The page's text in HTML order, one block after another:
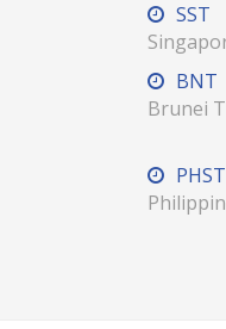
SST
BNT
Brunei
PHST